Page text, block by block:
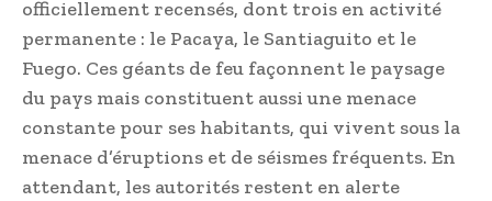
officiellement recensés, dont trois en activité
permanente : le Pacaya, le Santiaguito et le
Fuego. Ces géants de feu façonnent le paysage
du pays mais constituent aussi une menace
constante pour ses habitants, qui vivent sous la
menace d’éruptions et de séismes fréquents. En
attendant, les autorités restent en alerte